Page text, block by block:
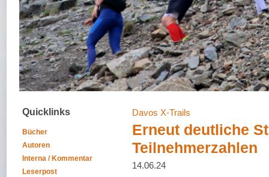
Quicklinks
Bücher
Autoren
Interna / Kommentar
Leserpost
Davos X-Trails
Erneut deutliche
Teilnehmerzahlen
14.06.24